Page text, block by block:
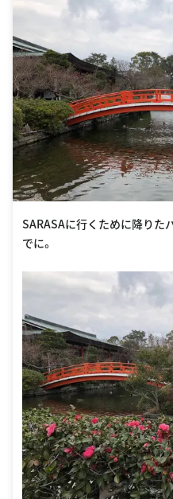
SARASAに行くために降りた
でに。